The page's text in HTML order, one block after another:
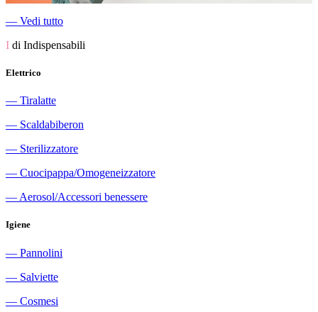
― Vedi tutto
I di Indispensabili
Elettrico
― Tiralatte
― Scaldabiberon
― Sterilizzatore
― Cuocipappa/Omogeneizzatore
― Aerosol/Accessori benessere
Igiene
― Pannolini
― Salviette
― Cosmesi